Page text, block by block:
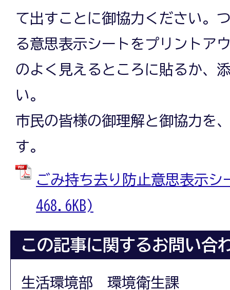
て出すことに御協力ください。
る意思表示シートをプリントア
のよく見えるところに貼るか、
い。
市民の皆様の御理解と御協力を
す。
ごみ持ち去り防止意思表示シ
468.6KB)
この記事に関するお問い合
生活環境部 環境衛生課